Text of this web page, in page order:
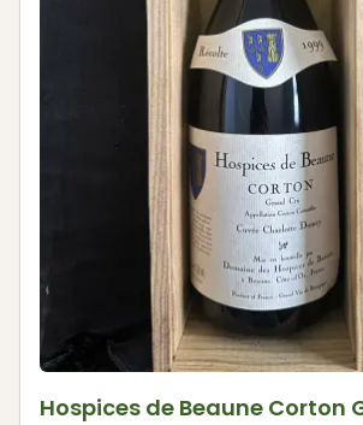
Hospices de Beaune Corton